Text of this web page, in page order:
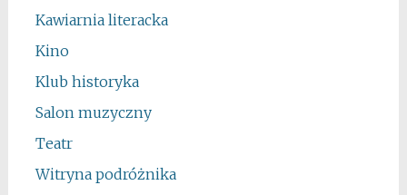
Kawiarnia literacka
Kino
Klub historyka
Salon muzyczny
Teatr
Witryna podróżnika